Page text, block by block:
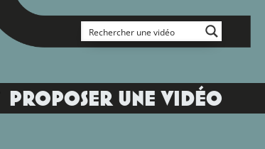
PROPOSER UNE VIDÉO